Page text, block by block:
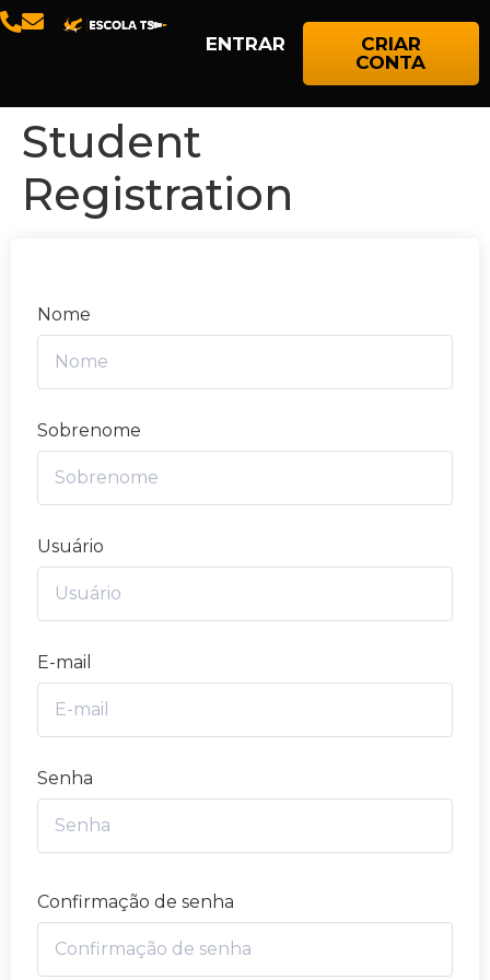
ENTRAR
CRIAR
CONTA
Student
Registration
Nome
Sobrenome
Usuário
E-mail
Senha
Confirmação de senha